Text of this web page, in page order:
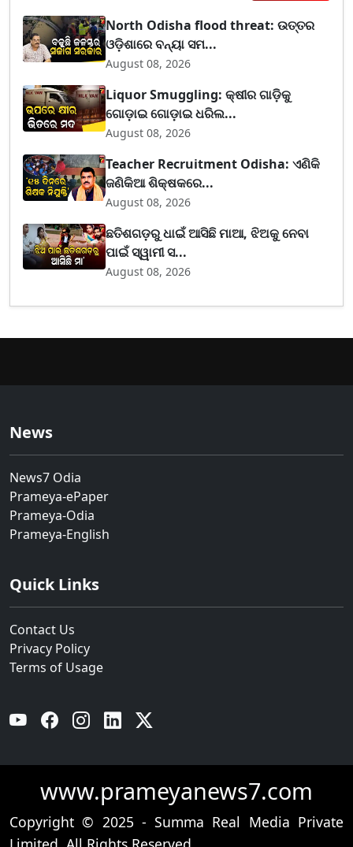
North Odisha flood threat: ଉତ୍ତର
ଓଡ଼ିଶାରେ ବନ୍ୟା ସମ...
August 08, 2026
Liquor Smuggling: କ୍ଷୀର ଗାଡ଼ିକୁ
ଗୋଡ଼ାଇ ଗୋଡ଼ାଇ ଧରିଲ...
August 08, 2026
Teacher Recruitment Odisha: ଏଣିକି
ଜଣିକିଆ ଶିକ୍ଷକରେ...
August 08, 2026
ଛତିଶଗଡ଼ରୁ ଧାଇଁ ଆସିଛି ମାଆ, ଝିଅକୁ ନେବା
ପାଇଁ ସ୍ୱାମୀ ସ...
August 08, 2026
News
News7 Odia
Prameya-ePaper
Prameya-Odia
Prameya-English
Quick Links
Contact Us
Privacy Policy
Terms of Usage
YouTube Facebook Instagram Linkedin
www.prameyanews7.com
Copyright © 2025 - Summa Real Media Private